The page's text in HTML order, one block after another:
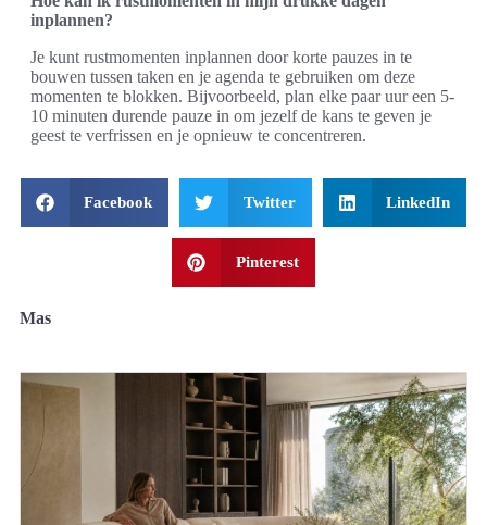
inplannen?
Je kunt rustmomenten inplannen door korte pauzes in te
bouwen tussen taken en je agenda te gebruiken om deze
momenten te blokken. Bijvoorbeeld, plan elke paar uur een 5-
10 minuten durende pauze in om jezelf de kans te geven je
geest te verfrissen en je opnieuw te concentreren.
Facebook Twitter LinkedIn
Pinterest
Mas